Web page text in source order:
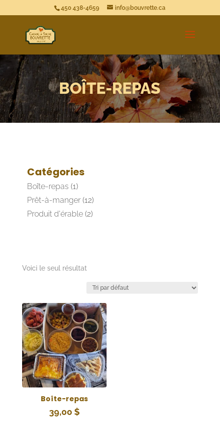
450 438-4659 info@bouvrette.ca
BOÎTE-REPAS
Catégories
Boîte-repas (1)
Prêt-à-manger (12)
Produit d'érable (2)
Voici le seul résultat
Boîte-repas
39,00$